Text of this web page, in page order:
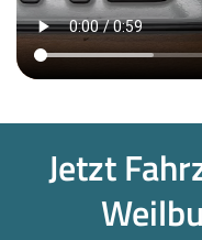
Jetzt